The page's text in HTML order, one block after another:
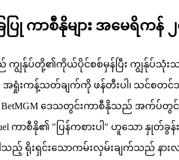
ြု ကာစီနိုများ အမေရိကန်
ကျွန်ုပ်တို့၏ကိုယ်ပိုင်စစ်မှန်ပြီး ကျွန်ုပ်သုံး
းကန့်သတ်ချက်ကို ဖန်တီးပါ၊ သင်စတင်သ
ဒေသတွင်းကာစီနိုသည် အက်ပ်တွင်
ကာစီနို၏ "ပြန်ကစားပါ" ဟူသော နှုတ်ခွန်
သည့် ရိုးရှင်းသောကမ်းလှမ်းချက်သည် န